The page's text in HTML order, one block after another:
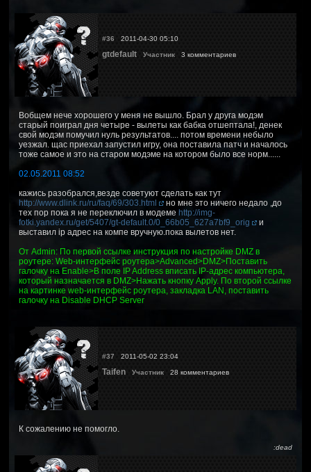
#36 2011-04-30 05:10
gtdefault Участник 3 комментариев
Вобщем нече хорошего у меня не вышло. Брал у друга модэм
старый поиграл дня четыре - вылеты как бабка отшептала!, денек
свой модэм помучил нуль результатов.... потом времени небыло
уезжал. щас приехал запустил игру, она поставила патч и началось
тоже самое и это на старом модэме на котором было все норм......
02.05.2011 08:52
кажись разобрался,везде советуют сделать как тут
http://www.dlink.ru/ru/faq/69/303.html
но мне это ничего недало ,до
тех пор пока я не переключил в модеме http://img-
fotki.yandex.ru/get/5407/gt-default.0/0_66b05_627a7bf9_orig
и
выставил ip адрес на компе вручную.пока вылетов нет.
От Admin: По первой ссылке инструкция по настройке DMZ в
роутере: Web-интерфейс роутера>Advanced>DMZ>Поставить
галочку на Enable>В поле IP Address вписать IP-адрес компьютера,
который назначается в DMZ>Нажать кнопку Apply. По второй ссылке
на картинке web-интерфейс роутера, закладка LAN, поставить
галочку на Disable DHCP Server
#37 2011-05-02 23:04
Taifen Участник 28 комментариев
К сожалению не помогло.
:dead